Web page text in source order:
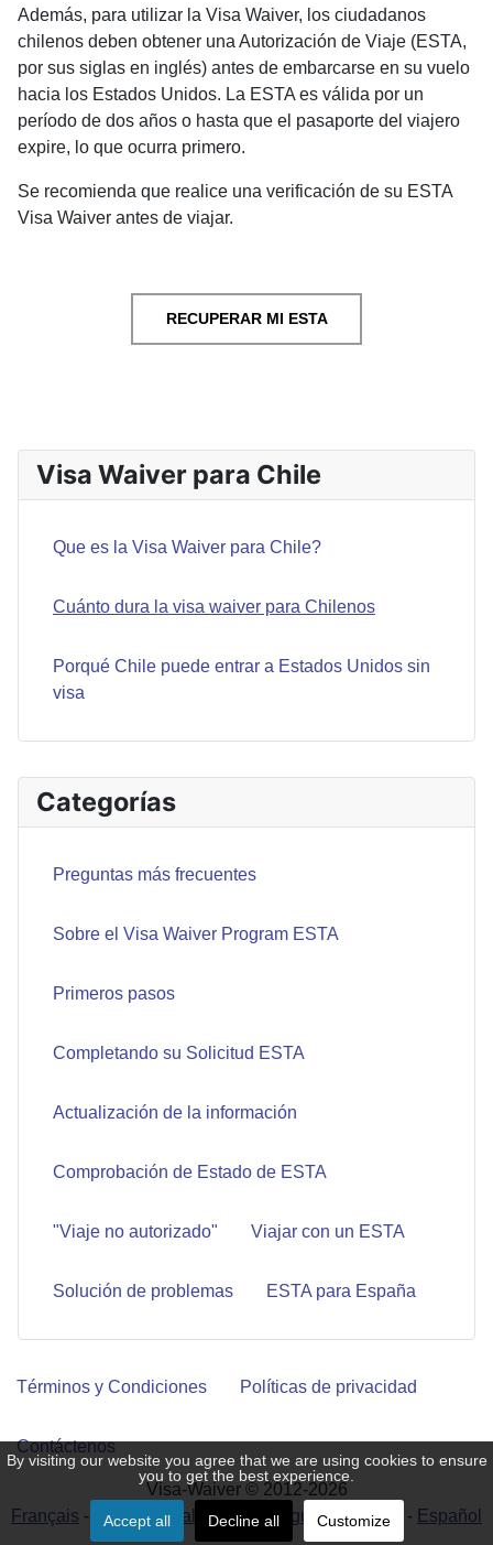
Categorías
Preguntas más frecuentes
Sobre el Visa Waiver Program ESTA
Primeros pasos
Completando su Solicitud ESTA
Actualización de la información
Comprobación de Estado de ESTA
"Viaje no autorizado" Viajar con un ESTA
Solución de problemas ESTA para España
Además, para utilizar la Visa Waiver, los ciudadanos
chilenos deben obtener una Autorización de Viaje (ESTA,
por sus siglas en inglés) antes de embarcarse en su vuelo
hacia los Estados Unidos. La ESTA es válida por un
período de dos años o hasta que el pasaporte del viajero
expire, lo que ocurra primero.
Se recomienda que realice una verificación de su ESTA
Visa Waiver antes de viajar.
RECUPERAR MI ESTA
Visa Waiver para Chile
Que es la Visa Waiver para Chile?
Cuánto dura la visa waiver para Chilenos
Porqué Chile puede entrar a Estados Unidos sin
visa
Términos y Condiciones Políticas de privacidad
Contáctenos
Visa-Waiver © 2012-2026
Français - Deutsch- Italiano-Português-English - Español
By visiting our website you agree that we are using cookies to ensure
you to get the best experience.
Accept all Decline all Customize